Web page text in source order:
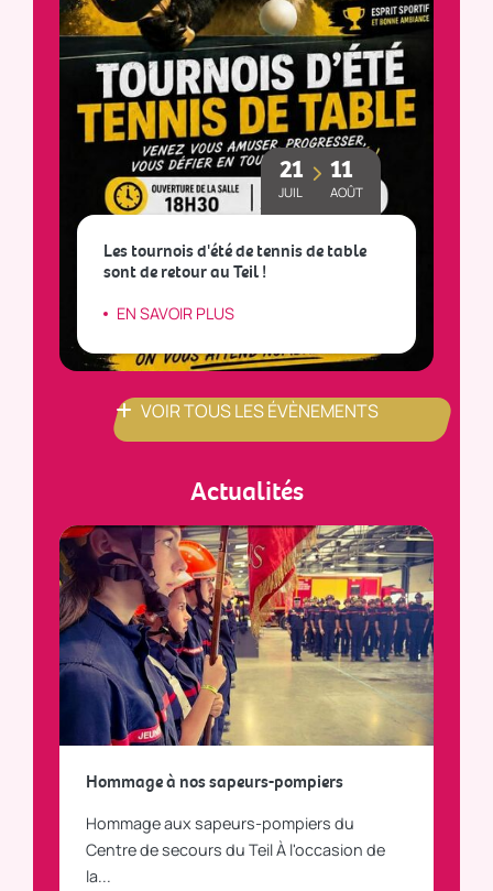
21
JUIL
11
AOÛT
Les tournois d'été de tennis de table
sont de retour au Teil !
EN SAVOIR PLUS
VOIR TOUS LES ÉVÈNEMENTS
Actualités
Hommage à nos sapeurs-pompiers
Hommage aux sapeurs-pompiers du
Centre de secours du Teil À l'occasion de
la...